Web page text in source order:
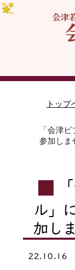
トップ
「会津
参加しま
ル」
加し
22.10.16